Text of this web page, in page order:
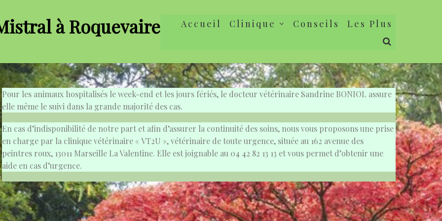
à Roquevaire Accueil Clinique Conseils Les Plus
Pour les animaux hospitalisés le week-end et les jours fériés, le docteur vétérinaire Sandrine BONIOL assure
elle même le suivi dans la grande majorité des cas.
En cas d’indisponibilité de notre part et afin d’assurer la continuité des soins, nous vous proposons une prise
en charge par la clinique vétérinaire « VT2U », vétérinaire de toute urgence, située au 162 avenue des
peintres roux, 13011 Marseille La Valentine. Elle est joignable au 04 42 82 13 13 et vous permet d’obtenir une
aide en cas d’urgence.